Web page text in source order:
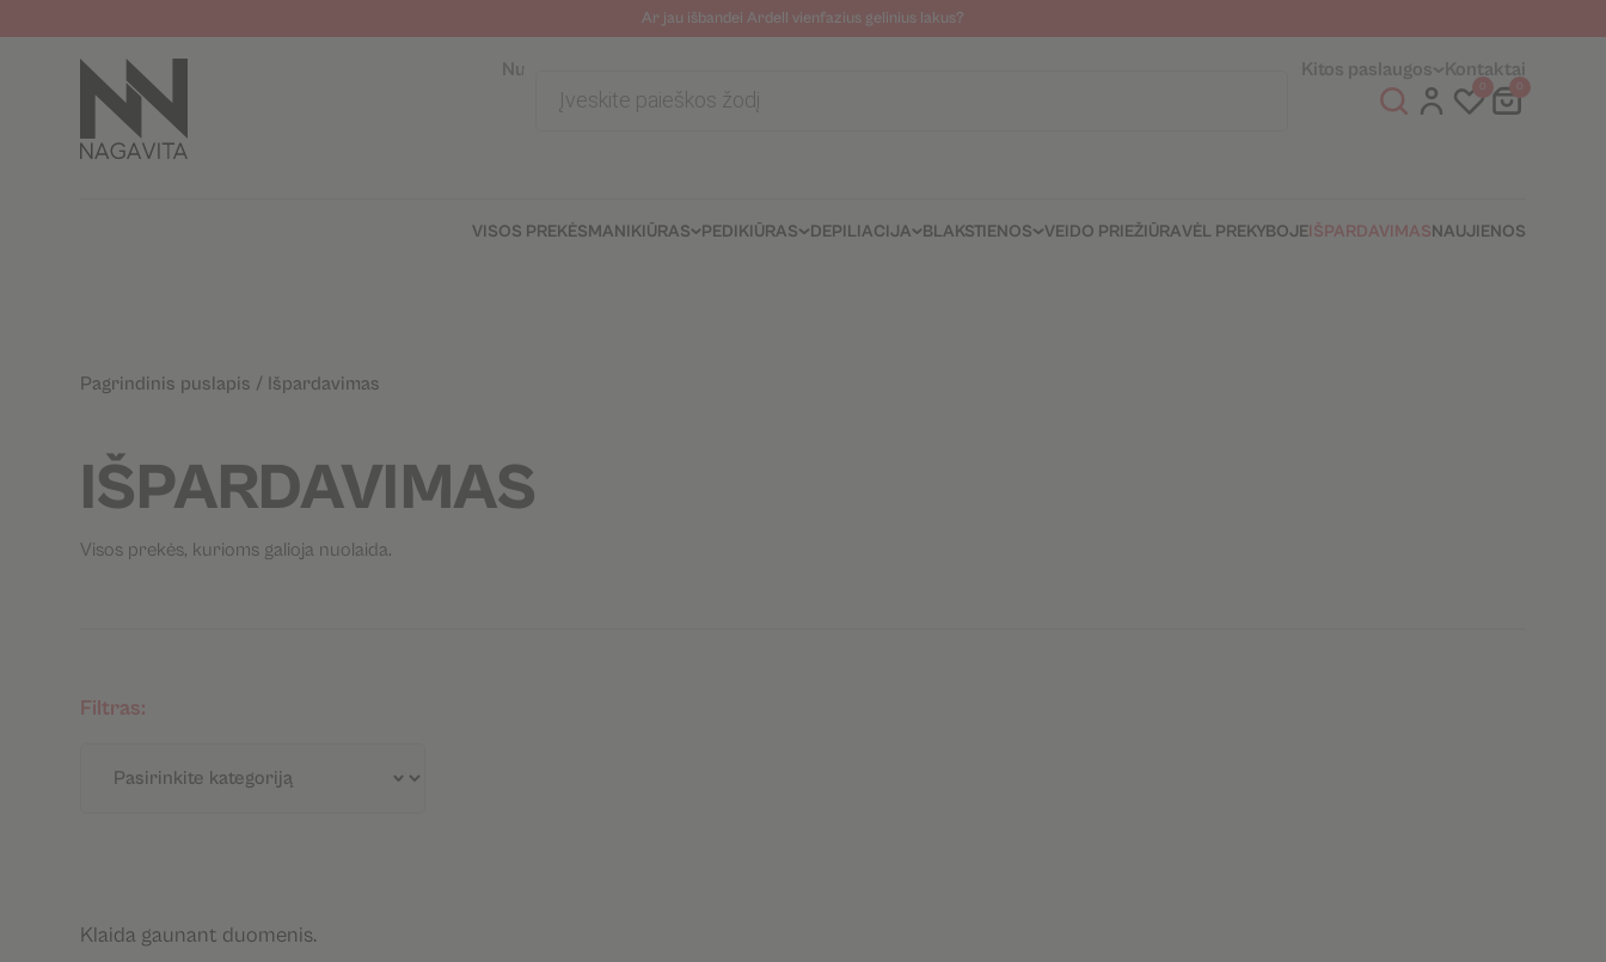
Ar jau išbandei Ardell vienfazius gelinius lakus?
Nuotolinė pagalba Kitos paslaugos Kontaktai
search
VISOS PREKĖSMANIKIŪRAS PEDIKIŪRAS DEPILIACIJA BLAKSTIENOS VEIDO PRIEŽIŪRAVĖL PREKYBOJEIŠPARDAVIMASNAUJIENOS
Pagrindinis puslapis / Išpardavimas
IŠPARDAVIMAS
Visos prekės, kurioms galioja nuolaida.
Filtras:
Klaida gaunant duomenis.